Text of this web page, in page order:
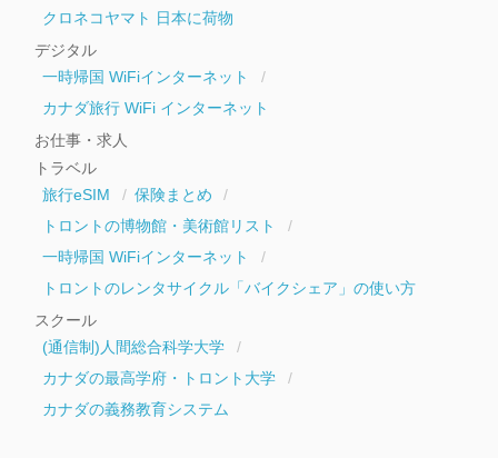
クロネコヤマト 日本に荷物
デジタル
一時帰国 WiFiインターネット
カナダ旅行 WiFi インターネット
お仕事・求人
トラベル
旅行eSIM
保険まとめ
トロントの博物館・美術館リスト
一時帰国 WiFiインターネット
トロントのレンタサイクル「バイクシェア」の使い方
スクール
(通信制)人間総合科学大学
カナダの最高学府・トロント大学
カナダの義務教育システム